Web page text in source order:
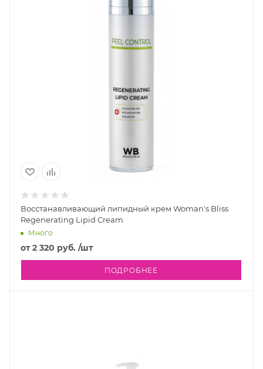
Восстанавливающий липидный крем Woman's Bliss
Regenerating Lipid Cream
Много
от2 320 руб. /шт
ПОДРОБНЕЕ